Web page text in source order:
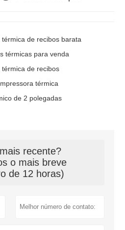
térmica de recibos barata
térmicas para venda
térmica de recibos
térmica
de 2 polegadas
recente?
o mais breve
de 12 horas)